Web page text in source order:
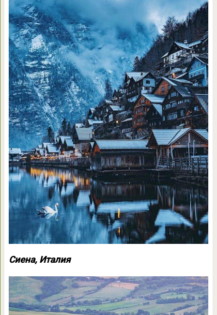
Сиена, Италия